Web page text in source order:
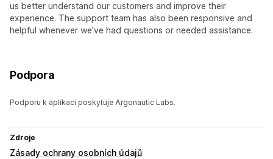
us better understand our customers and improve their
experience. The support team has also been responsive and
helpful whenever we've had questions or needed assistance.
Podpora
Podporu k aplikaci poskytuje Argonautic Labs.
Zdroje
Zásady ochrany osobních údajů